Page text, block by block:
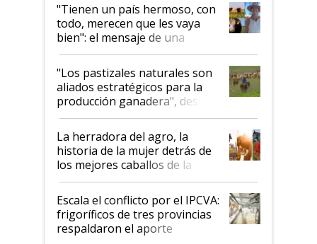
"Tienen un país hermoso, con
todo, merecen que les vaya
bien": el mensaje de una
ganadera uruguaya sobre las
oportunidades que se abren
para el agro en Argentina, con
foco en la carne
"Los pastizales naturales son
aliados estratégicos para la
producción ganadera", destaca
la iniciativa que ya reúne a 46
establecimientos en Argentina
La herradora del agro, la
historia de la mujer detrás de
los mejores caballos de la
Argentina y los mitos que
todavía hacen sufrir a estos
animales: "Mientras me
descalificaban, yo seguí
haciendo currículum"
Escala el conflicto por el IPCVA:
frigoríficos de tres provincias
respaldaron el aporte